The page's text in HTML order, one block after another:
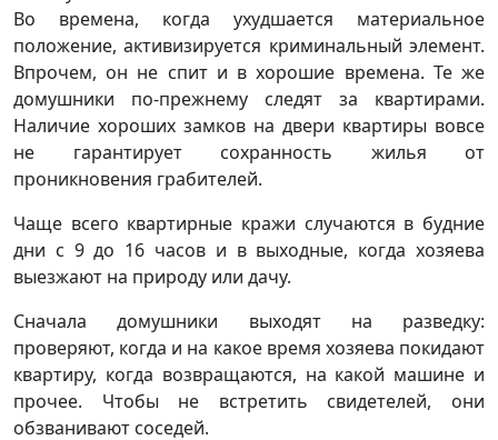
Во времена, когда ухудшается материальное
положение, активизируется криминальный элемент.
Впрочем, он не спит и в хорошие времена. Те же
домушники по-прежнему следят за квартирами.
Наличие хороших замков на двери квартиры вовсе
не гарантирует сохранность жилья от
проникновения грабителей.
Чаще всего квартирные кражи случаются в будние
дни с 9 до 16 часов и в выходные, когда хозяева
выезжают на природу или дачу.
Сначала домушники выходят на разведку:
проверяют, когда и на какое время хозяева покидают
квартиру, когда возвращаются, на какой машине и
прочее. Чтобы не встретить свидетелей, они
обзванивают соседей.